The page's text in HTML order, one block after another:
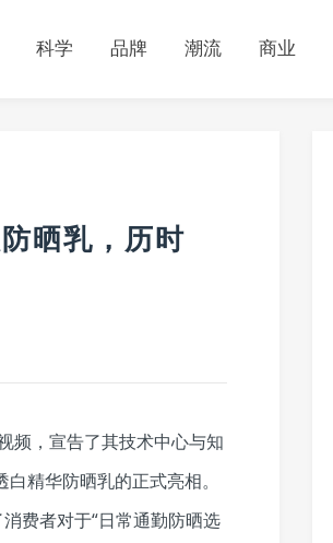
科学 品牌 潮流 商业
晒乳，历时
频，宣告了其技术中心与知
精华防晒乳的正式亮相。
费者对于“日常通勤防晒选